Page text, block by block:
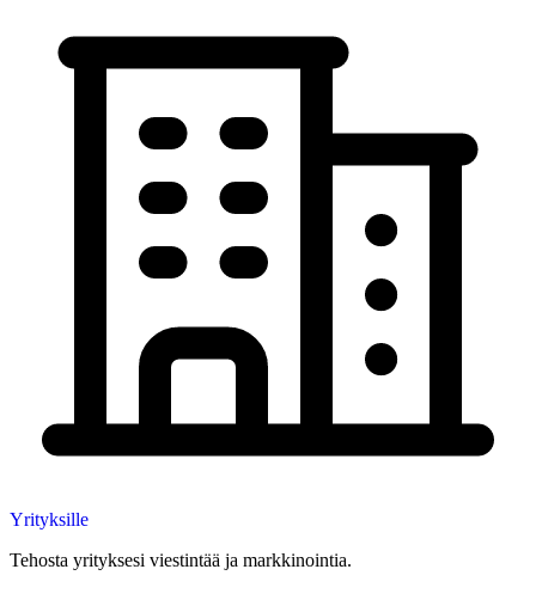
Yrityksille
Tehosta yrityksesi viestintää ja markkinointia.